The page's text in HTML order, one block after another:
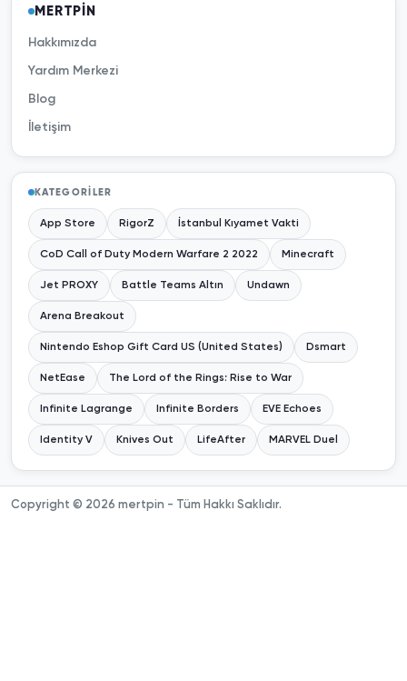
MERTPİN
Hakkımızda
Yardım Merkezi
Blog
İletişim
KATEGORILER
App Store RigorZ İstanbul Kıyamet Vakti
CoD Call of Duty Modern Warfare 2 2022 Minecraft
Jet PROXY Battle Teams Altın Undawn
Arena Breakout
Nintendo Eshop Gift Card US (United States) Dsmart
NetEase The Lord of the Rings: Rise to War
Infinite Lagrange Infinite Borders EVE Echoes
Identity V Knives Out LifeAfter MARVEL Duel
Copyright © 2026 mertpin - Tüm Hakkı Saklıdır.